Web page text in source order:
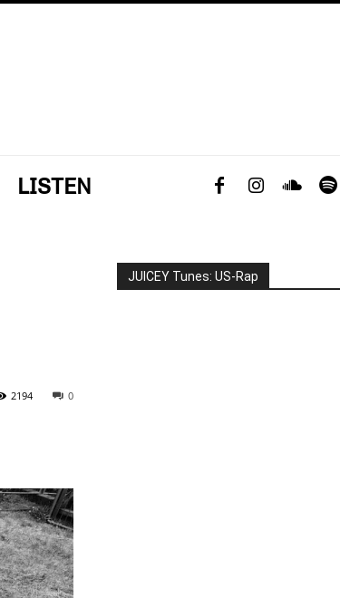
LISTEN
0
2194
JUICEY Tunes: US-Rap